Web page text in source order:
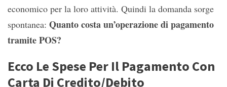
economico per la loro attività. Quindi la domanda sorge
spontanea: Quanto costa un’operazione di pagamento
tramite POS?
Ecco Le Spese Per Il Pagamento Con
Carta Di Credito/Debito